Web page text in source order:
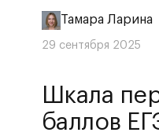
Тамара Ларина
29 сентября 2025
Шкала
баллов